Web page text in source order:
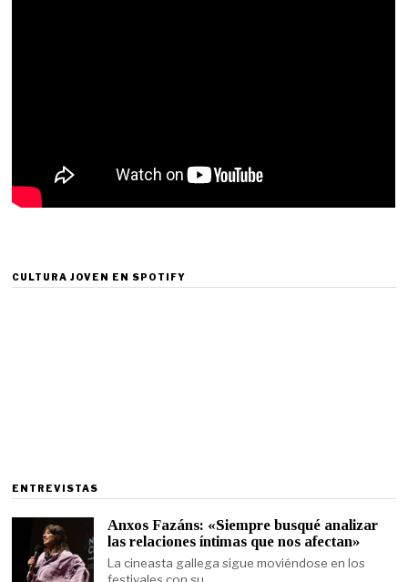
CULTURA JOVEN EN SPOTIFY
ENTREVISTAS
Anxos Fazáns: «Siempre busqué analizar
las relaciones íntimas que nos afectan»
La cineasta gallega sigue moviéndose en los
festivales con su